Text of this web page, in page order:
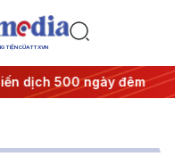
TIỆN CỦA TTXVN
dịch 500 ngày đêm